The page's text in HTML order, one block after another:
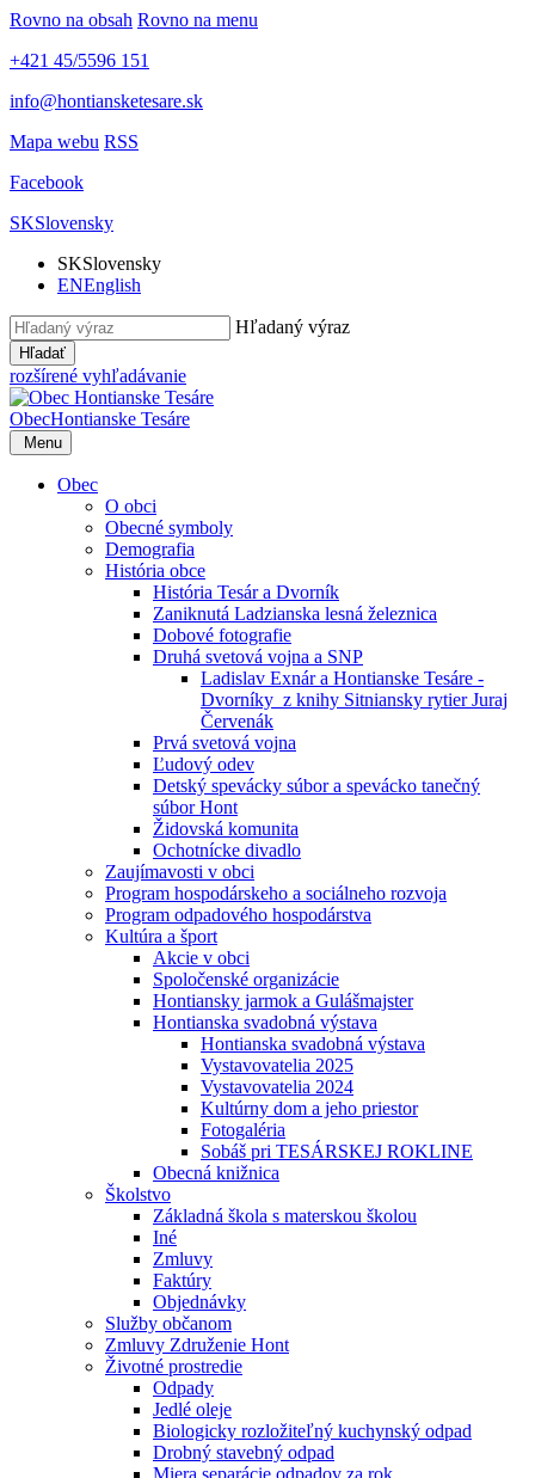
Rovno na obsah Rovno na menu
+421 45/5596 151
info@hontiansketesare.sk
Mapa webu RSS
Facebook
SKSlovensky
SKSlovensky
ENEnglish
Hľadaný výraz
Hľadať
rozšírené vyhľadávanie
ObecHontianske Tesáre
Menu
Obec
O obci
Obecné symboly
Demografia
História obce
História Tesár a Dvorník
Zaniknutá Ladzianska lesná železnica
Dobové fotografie
Druhá svetová vojna a SNP
Ladislav Exnár a Hontianske Tesáre -
Dvorníky z knihy Sitniansky rytier Juraj
Červenák
Prvá svetová vojna
Ľudový odev
Detský spevácky súbor a spevácko tanečný
súbor Hont
Židovská komunita
Ochotnícke divadlo
Zaujímavosti v obci
Program hospodárskeho a sociálneho rozvoja
Program odpadového hospodárstva
Kultúra a šport
Akcie v obci
Spoločenské organizácie
Hontiansky jarmok a Gulášmajster
Hontianska svadobná výstava
Hontianska svadobná výstava
Vystavovatelia 2025
Vystavovatelia 2024
Kultúrny dom a jeho priestor
Fotogaléria
Sobáš pri TESÁRSKEJ ROKLINE
Obecná knižnica
Školstvo
Základná škola s materskou školou
Iné
Zmluvy
Faktúry
Objednávky
Služby občanom
Zmluvy Združenie Hont
Životné prostredie
Odpady
Jedlé oleje
Biologicky rozložiteľný kuchynský odpad
Drobný stavebný odpad
Miera separácie odpadov za rok